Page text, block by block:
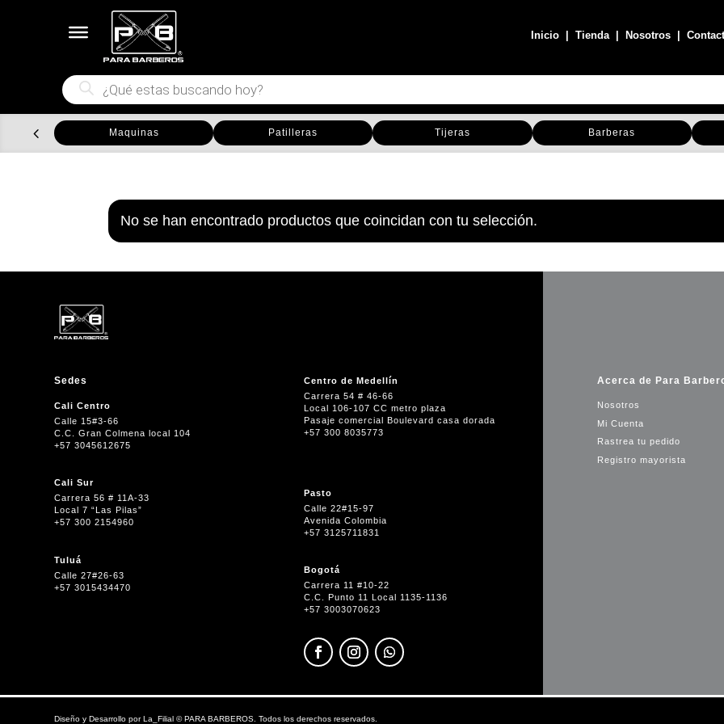
Inicio |Tienda| Nosotros |
Búsqueda
de
productos
Maquinas Patilleras Tijeras Barberas
No se han encontrado productos que coincidan con tu selección.
Sedes
Cali Centro
Calle 15#3-66
C.C. Gran Colmena local 104
+57 3045612675
Cali Sur
Carrera 56 # 11A-33
Local 7 “Las Pilas”
+57 300 2154960
Tuluá
Calle 27#26-63
+57 3015434470
Centro de Medellín
Carrera 54 # 46-66
Local 106-107 CC metro plaza
Pasaje comercial Boulevard casa dorada
+57 300 8035773
Pasto
Calle 22#15-97
Avenida Colombia
+57 3125711831
Bogotá
Carrera 11 #10-22
C.C. Punto 11 Local 1135-1136
+57 3003070623
Acerca de Para
Nosotros
Mi Cuenta
Rastrea tu pedido
Registro mayorista
Diseño y Desarrollo porLa_Filial ©PARA BARBEROS. Todos los derechos reservados.